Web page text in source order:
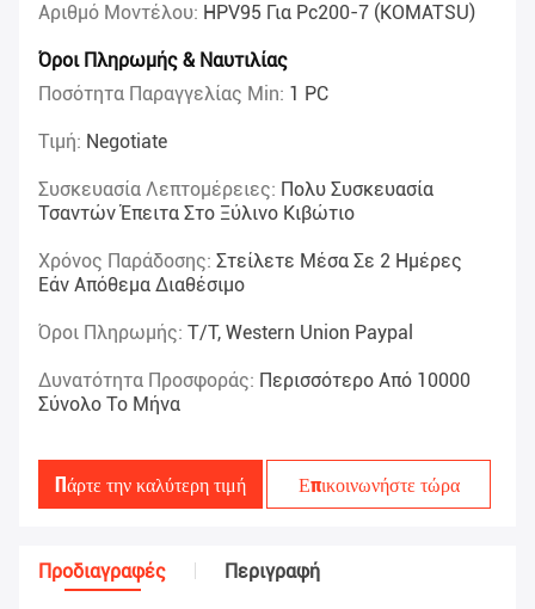
Αριθμό Μοντέλου: HPV95 Για Pc200-7 (KOMATSU)
Όροι Πληρωμής & Ναυτιλίας
Ποσότητα Παραγγελίας Min: 1 PC
Τιμή: Negotiate
Συσκευασία Λεπτομέρειες: Πολυ Συσκευασία
Τσαντών Έπειτα Στο Ξύλινο Κιβώτιο
Χρόνος Παράδοσης: Στείλετε Μέσα Σε 2 Ημέρες
Εάν Απόθεμα Διαθέσιμο
Όροι Πληρωμής: T/T, Western Union Paypal
Δυνατότητα Προσφοράς: Περισσότερο Από 10000
Σύνολο Το Μήνα
Πάρτε την καλύτερη τιμή Επικοινωνήστε τώρα
Προδιαγραφές Περιγραφή